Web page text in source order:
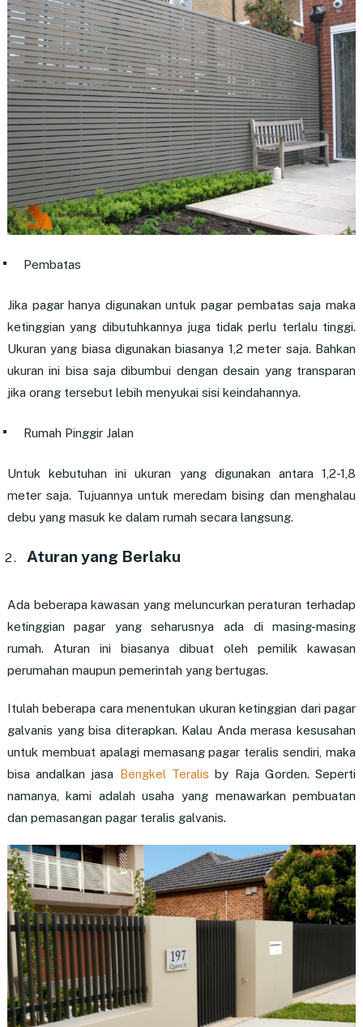
Pembatas
Jika pagar hanya digunakan untuk pagar pembatas saja maka
ketinggian yang dibutuhkannya juga tidak perlu terlalu tinggi.
Ukuran yang biasa digunakan biasanya 1,2 meter saja. Bahkan
ukuran ini bisa saja dibumbui dengan desain yang transparan
jika orang tersebut lebih menyukai sisi keindahannya.
Rumah Pinggir Jalan
Untuk kebutuhan ini ukuran yang digunakan antara 1,2-1,8
meter saja. Tujuannya untuk meredam bising dan menghalau
debu yang masuk ke dalam rumah secara langsung.
Aturan yang Berlaku
Ada beberapa kawasan yang meluncurkan peraturan terhadap
ketinggian pagar yang seharusnya ada di masing-masing
rumah. Aturan ini biasanya dibuat oleh pemilik kawasan
perumahan maupun pemerintah yang bertugas.
Itulah beberapa cara menentukan ukuran ketinggian dari pagar
galvanis yang bisa diterapkan. Kalau Anda merasa kesusahan
untuk membuat apalagi memasang pagar teralis sendiri, maka
bisa andalkan jasa Bengkel Teralis by Raja Gorden. Seperti
namanya, kami adalah usaha yang menawarkan pembuatan
dan pemasangan pagar teralis galvanis.